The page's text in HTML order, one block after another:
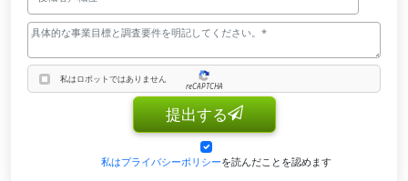
私はロボットではありません
私はロボットではありません
reCAPTCHA
提出する
私はプライバシーポリシーを読んだことを認めます